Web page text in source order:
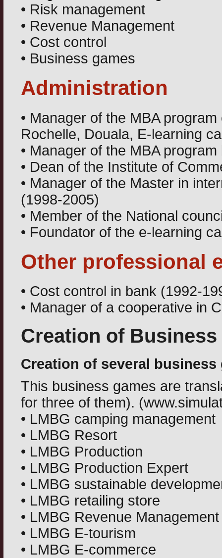
• Risk management
• Revenue Management
• Cost control
• Business games
Administration
• Manager of the MBA
Rochelle, Douala, E-learning
• Manager of the MBA
• Dean of the Institute of
• Manager of the Master in
(1998-2005)
• Member of the National
• Foundator of the e-learning
Other professional
• Cost control in bank (1992-
• Manager of a cooperative in
Creation of Business
Creation of several business
This business games are
for three of them).
• LMBG camping management
• LMBG Resort
• LMBG Production
• LMBG Production Expert
• LMBG sustainable
• LMBG retailing store
• LMBG Revenue Management
• LMBG E-tourism
• LMBG E-commerce